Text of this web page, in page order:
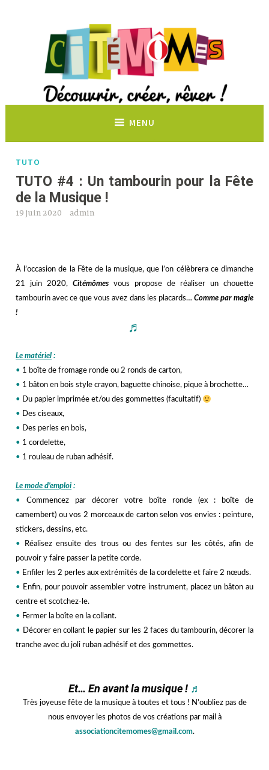
Découvrir, créer, rêver !
MENU
TUTO
TUTO #4 : Un tambourin pour la Fête
de la Musique !
19 juin 2020 admin
À l’occasion de la Fête de la musique, que l’on célèbrera ce dimanche
21 juin 2020,Citémômes vous propose de réaliser un chouette
tambourin avec ce que vous avez dans les placards… Comme par magie
!
♬
Le matériel :
• 1 boîte de fromage ronde ou 2 ronds de carton,
• 1 bâton en bois style crayon, baguette chinoise, pique à brochette…
• Du papier imprimée et/ou des gommettes (facultatif)
• Des ciseaux,
• Des perles en bois,
• 1 cordelette,
• 1 rouleau de ruban adhésif.
Le mode d’emploi :
•
Commencez par décorer votre boîte ronde (ex : boîte de
camembert) ou vos 2 morceaux de carton selon vos envies : peinture,
stickers, dessins, etc.
• Réalisez ensuite des trous ou des fentes sur les côtés, afin de
pouvoir y faire passer la petite corde.
• Enfiler les 2 perles aux extrémités de la cordelette et faire 2 nœuds.
• Enfin, pour pouvoir assembler votre instrument, placez un bâton au
centre et scotchez-le.
• Fermer la boîte en la collant.
• Décorer en collant le papier sur les 2 faces du tambourin, décorer la
tranche avec du joli ruban adhésif et des gommettes.
Et… En avant la musique ! ♬
Très joyeuse fête de la musique à toutes et tous ! N’oubliez pas de
nous envoyer les photos de vos créations par mail à
associationcitemomes@gmail.com.